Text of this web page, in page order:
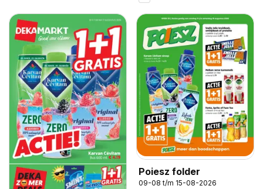
Poiesz folder
09-08 t/m 15-08-2026